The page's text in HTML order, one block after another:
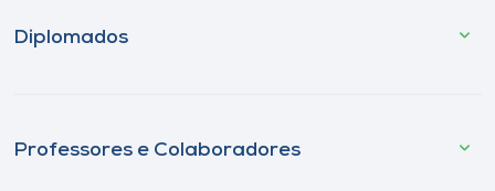
Diplomados
Professores e Colaboradores